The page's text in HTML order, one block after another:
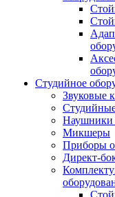
Студийное
Звуковые
Наушники
Микшеры
Приборы
Директ-